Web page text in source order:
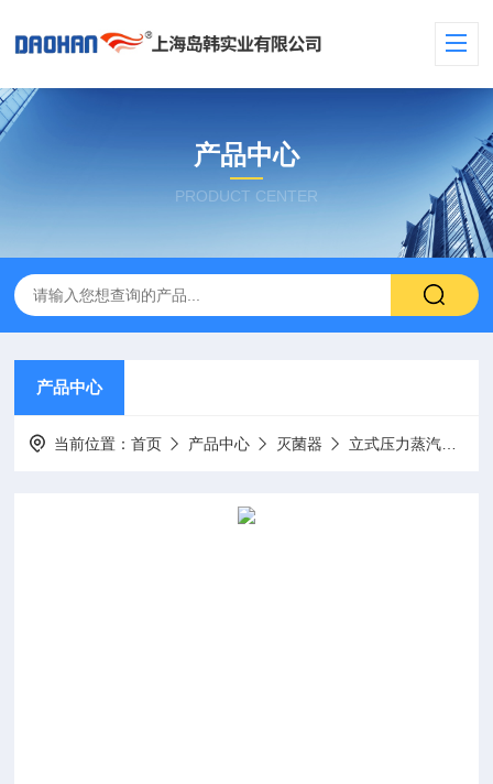
产品中心
PRODUCT CENTER
产品中心
当前位置：首页 产品中心 灭菌器 立式压力蒸汽灭菌器